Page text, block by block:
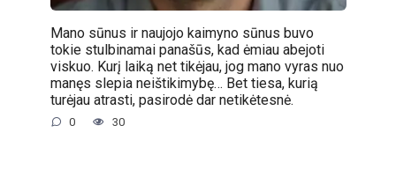
Mano sūnus ir naujojo kaimyno sūnus buvo
tokie stulbinamai panašūs, kad ėmiau abejoti
viskuo. Kurį laiką net tikėjau, jog mano vyras nuo
manęs slepia neištikimybę… Bet tiesa, kurią
turėjau atrasti, pasirodė dar netikėtesnė.
0 30